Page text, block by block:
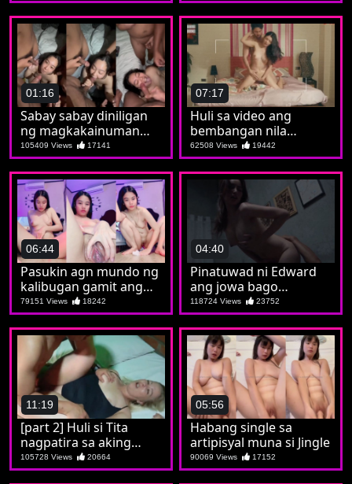
01:16
Sabay sabay diniligan
ng magkakainuman
ang de putang si Jilian
105409 Views 17141
07:17
Huli sa video ang
bembangan nila
Marichu
62508 Views 19442
06:44
Pasukin agn mundo ng
kalibugan gamit ang
lagusan ni Marian
79151 Views 18242
04:40
Pinatuwad ni Edward
ang jowa bago
mapatawad sa
pagkahitad
118724 Views 23752
11:19
[part 2] Huli si Tita
nagpatira sa aking
tropa
105728 Views 20664
05:56
Habang single sa
artipisyal muna si Jingle
90069 Views 17152